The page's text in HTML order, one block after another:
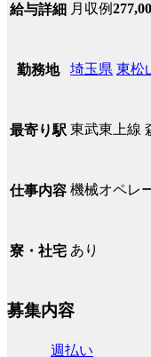
給与詳細 月収例
勤務地 埼玉県 東松
最寄り駅 東武東上線
仕事内容 機械オペレ
寮・社宅 あり
募集内容
週払い